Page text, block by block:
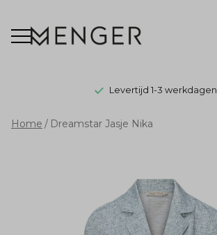
Levertijd 1-3 werkdagen
Dreamstar
Home Dreamstar Jasje Nika